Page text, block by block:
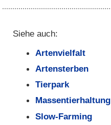
Siehe auch:
Artenvielfalt
Artensterben
Tierpark
Massentierhaltung
Slow-Farming